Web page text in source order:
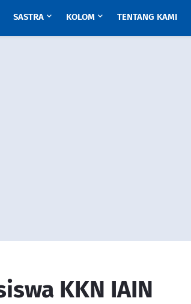
SASTRA KOLOM TENTANG KAMI
KKN IAIN